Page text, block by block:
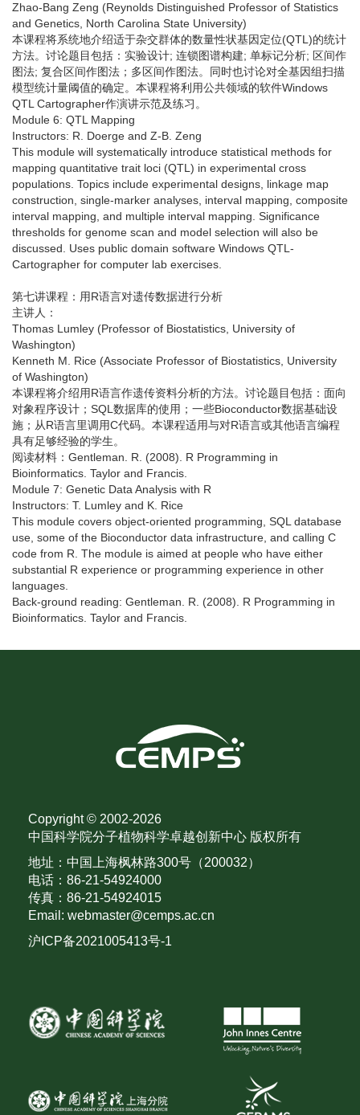
Zhao-Bang Zeng (Reynolds Distinguished Professor of Statistics
and Genetics, North Carolina State University)
本课程将系统地介绍适于杂交群体的数量性状基因定位(QTL)的统计
方法。讨论题目包括：实验设计; 连锁图谱构建; 单标记分析; 区间作
图法; 复合区间作图法；多区间作图法。同时也讨论对全基因组扫描
模型统计量阈值的确定。本课程将利用公共领域的软件Windows
QTL Cartographer作演讲示范及练习。
Module 6: QTL Mapping
Instructors: R. Doerge and Z-B. Zeng
This module will systematically introduce statistical methods for
mapping quantitative trait loci (QTL) in experimental cross
populations. Topics include experimental designs, linkage map
construction, single-marker analyses, interval mapping, composite
interval mapping, and multiple interval mapping. Significance
thresholds for genome scan and model selection will also be
discussed. Uses public domain software Windows QTL-
Cartographer for computer lab exercises.
第七讲课程：用R语言对遗传数据进行分析
主讲人：
Thomas Lumley (Professor of Biostatistics, University of
Washington)
Kenneth M. Rice (Associate Professor of Biostatistics, University
of Washington)
本课程将介绍用R语言作遗传资料分析的方法。讨论题目包括：面向
对象程序设计；SQL数据库的使用；一些Bioconductor数据基础设
施；从R语言里调用C代码。本课程适用与对R语言或其他语言编程
具有足够经验的学生。
阅读材料：Gentleman. R. (2008). R Programming in
Bioinformatics. Taylor and Francis.
Module 7: Genetic Data Analysis with R
Instructors: T. Lumley and K. Rice
This module covers object-oriented programming, SQL database
use, some of the Bioconductor data infrastructure, and calling C
code from R. The module is aimed at people who have either
substantial R experience or programming experience in other
languages.
Back-ground reading: Gentleman. R. (2008). R Programming in
Bioinformatics. Taylor and Francis.
Copyright © 2002-2026
中国科学院分子植物科学卓越创新中心 版权所有
地址：中国上海枫林路300号（200032）
电话：86-21-54924000
传真：86-21-54924015
Email: webmaster@cemps.ac.cn
沪ICP备2021005413号-1